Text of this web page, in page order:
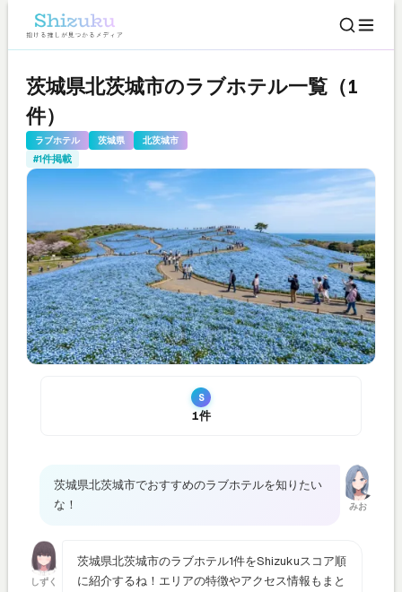
茨城県北茨城市のラブホテル一覧（1
件）
ラブホテル 茨城県 北茨城市
#1件掲載
S
1件
みお
茨城県北茨城市でおすすめのラブホテルを知りたい
な！
しずく
茨城県北茨城市のラブホテル1件をShizukuスコア順
に紹介するね！エリアの特徴やアクセス情報もまと